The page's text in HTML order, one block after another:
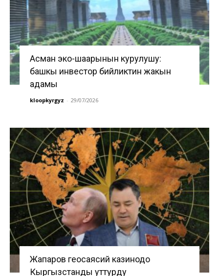
Асман эко-шаарынын курулушу:
башкы инвестор бийликтин жакын
адамы
kloopkyrgyz - 29/07/2026
Жапаров геосаясий казинодо
Кыргызстанды уттурду